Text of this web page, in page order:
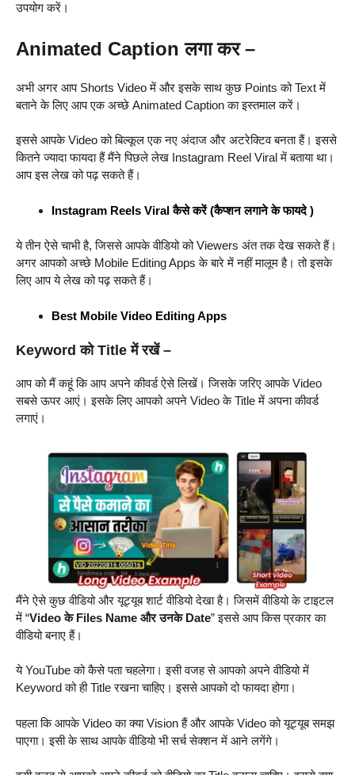
उपयोग करें।
Animated Caption लगा कर –
अभी अगर आप Shorts Video में और इसके साथ कुछ Points को Text में
बताने के लिए आप एक अच्छे Animated Caption का इस्तमाल करें।
इससे आपके Video को बिल्कूल एक नए अंदाज और अटरेक्टिव बनता हैं। इससे
कितने ज्यादा फायदा हैं मैंने पिछले लेख Instagram Reel Viral में बताया था।
आप इस लेख को पढ़ सकते हैं।
Instagram Reels Viral कैसे करें (कैप्शन लगाने के फायदे )
ये तीन ऐसे चाभी है, जिससे आपके वीडियो को Viewers अंत तक देख सकते हैं।
अगर आपको अच्छे Mobile Editing Apps के बारे में नहीं मालूम है। तो इसके
लिए आप ये लेख को पढ़ सकते हैं।
Best Mobile Video Editing Apps
Keyword को Title में रखें –
आप को मैं कहूं कि आप अपने कीवर्ड ऐसे लिखें। जिसके जरिए आपके Video
सबसे ऊपर आएं। इसके लिए आपको अपने Video के Title में अपना कीवर्ड
लगाएं।
मैंने ऐसे कुछ वीडियो और यूट्यूब शार्ट वीडियो देखा है। जिसमें वीडियो के टाइटल
में “Video के Files Name और उनके Date” इससे आप किस प्रकार का
वीडियो बनाए हैं।
ये YouTube को कैसे पता चहलेगा। इसी वजह से आपको अपने वीडियो में
Keyword को ही Title रखना चाहिए। इससे आपको दो फायदा होगा।
पहला कि आपके Video का क्या Vision हैं और आपके Video को यूट्यूब समझ
पाएगा। इसी के साथ आपके वीडियो भी सर्च सेक्शन में आने लगेंगे।